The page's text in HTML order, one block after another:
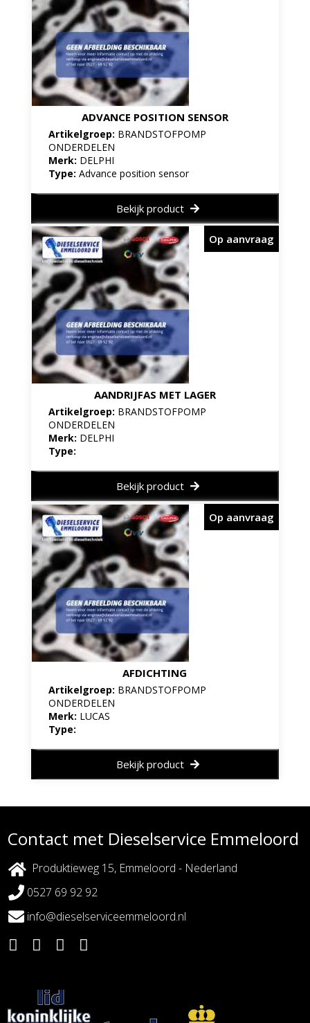
ADVANCE POSITION SENSOR
Artikelgroep: BRANDSTOFPOMP
ONDERDELEN
Merk: DELPHI
Type: Advance position sensor
Bekijk product
AANDRIJFAS MET LAGER
Artikelgroep: BRANDSTOFPOMP
ONDERDELEN
Merk: DELPHI
Type:
Op aanvraag
Bekijk product
AFDICHTING
Artikelgroep: BRANDSTOFPOMP
ONDERDELEN
Merk: LUCAS
Type:
Op aanvraag
Bekijk product
Contact met Dieselservice Emmeloord
Produktieweg 15, Emmeloord - Nederland
0527 69 92 92
info@dieselserviceemmeloord.nl